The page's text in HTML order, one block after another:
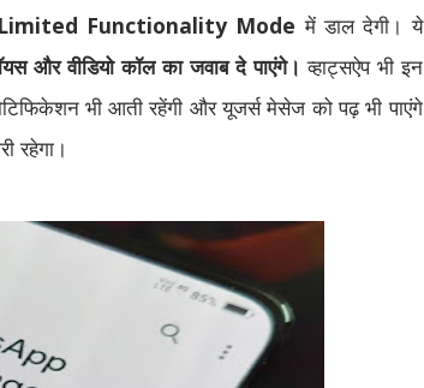
Limited Functionality Mode में डाल देगी। ये
और वीडियो कॉल का जवाब दे पाएंगे। व्हाट्सऐप भी इन
भी आती रहेंगी और यूजर्स मेसेज को पढ़ भी पाएंगे
रहेगा।